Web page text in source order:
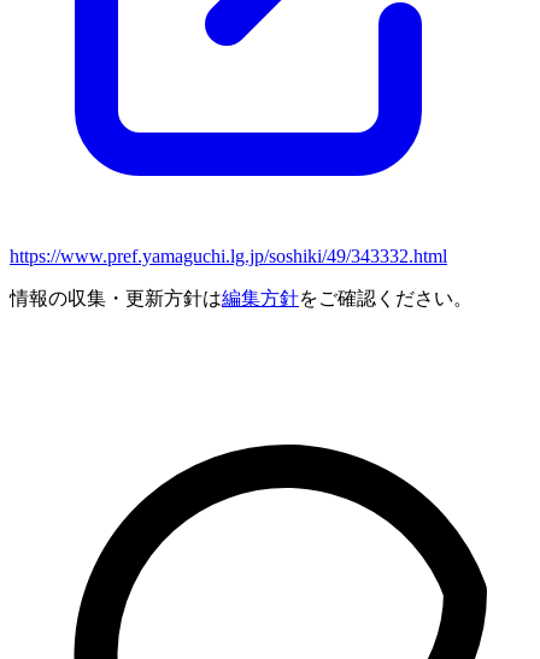
https://www.pref.yamaguchi.lg.jp/soshiki/49/343332.html
情報の収集・更新方針は編集方針をご確認ください。